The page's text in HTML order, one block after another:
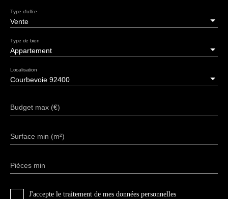
Vente
Type d'offre
Appartement
Type de bien
Courbevoie 92400
Localisation
Budget max (€)
Surface min (m²)
Pièces min
J'accepte le traitement de mes données personnelles